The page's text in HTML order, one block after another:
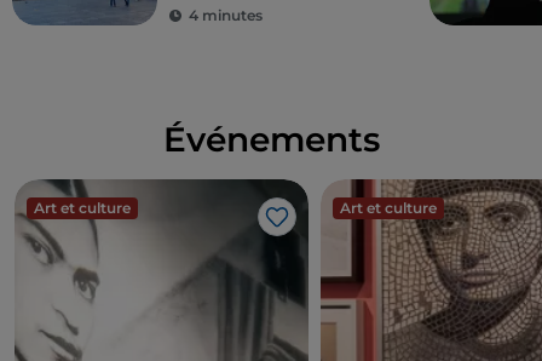
4 minutes
Événements
Art et culture
J’aime
Art et culture